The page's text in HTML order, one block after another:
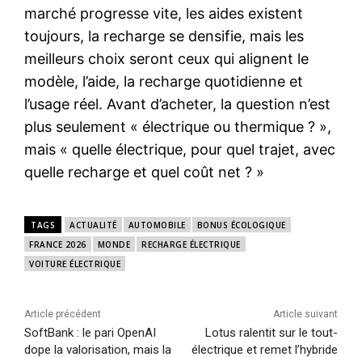
marché progresse vite, les aides existent
toujours, la recharge se densifie, mais les
meilleurs choix seront ceux qui alignent le
modèle, l’aide, la recharge quotidienne et
l’usage réel. Avant d’acheter, la question n’est
plus seulement « électrique ou thermique ? »,
mais « quelle électrique, pour quel trajet, avec
quelle recharge et quel coût net ? »
TAGS ACTUALITÉ AUTOMOBILE
BONUS ÉCOLOGIQUE
FRANCE 2026
MONDE
RECHARGE ÉLECTRIQUE
VOITURE ÉLECTRIQUE
Article précédent
SoftBank : le pari OpenAI
dope la valorisation, mais la
Article suivant
Lotus ralentit sur le tout-
électrique et remet l’hybride